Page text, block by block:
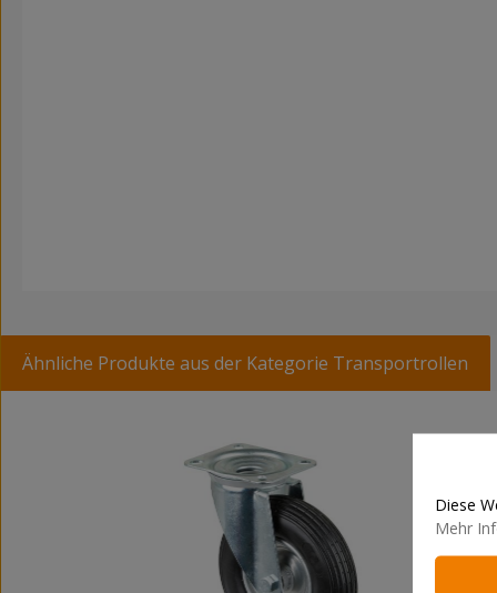
Ähnliche Produkte aus der Kategorie Transportrollen
Diese
Mehr